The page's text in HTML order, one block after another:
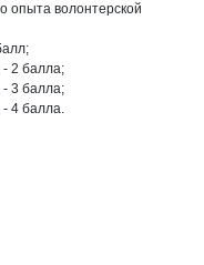
опыта волонтерской
- 2 балла;
- 3 балла;
- 4 балла.